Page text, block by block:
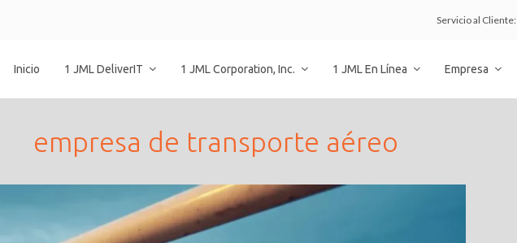
Servicio al Cliente:
Inicio 1 JML DeliverIT 1 JML Corporation, Inc. 1 JML En Línea Empresa
empresa de transporte aéreo